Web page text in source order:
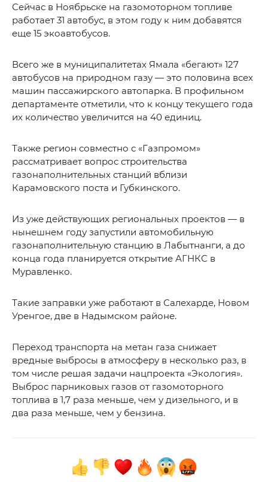
Сейчас в Ноябрьске на газомоторном топливе
работает 31 автобус, в этом году к ним добавятся
еще 15 экоавтобусов.
Всего же в муниципалитетах Ямала «бегают» 127
автобусов на природном газу — это половина всех
машин пассажирского автопарка. В профильном
департаменте отметили, что к концу текущего года
их количество увеличится на 40 единиц.
Также регион совместно с «Газпромом»
рассматривает вопрос строительства
газонаполнительных станций вблизи
Карамовского поста и Губкинского.
Из уже действующих региональных проектов — в
нынешнем году запустили автомобильную
газонаполнительную станцию в Лабытнанги, а до
конца года планируется открытие АГНКС в
Муравленко.
Такие заправки уже работают в Салехарде, Новом
Уренгое, две в Надымском районе.
Переход транспорта на метан газа снижает
вредные выбросы в атмосферу в несколько раз, в
том числе решая задачи нацпроекта «Экология».
Выброс парниковых газов от газомоторного
топлива в 1,7 раза меньше, чем у дизельного, и в
два раза меньше, чем у бензина.